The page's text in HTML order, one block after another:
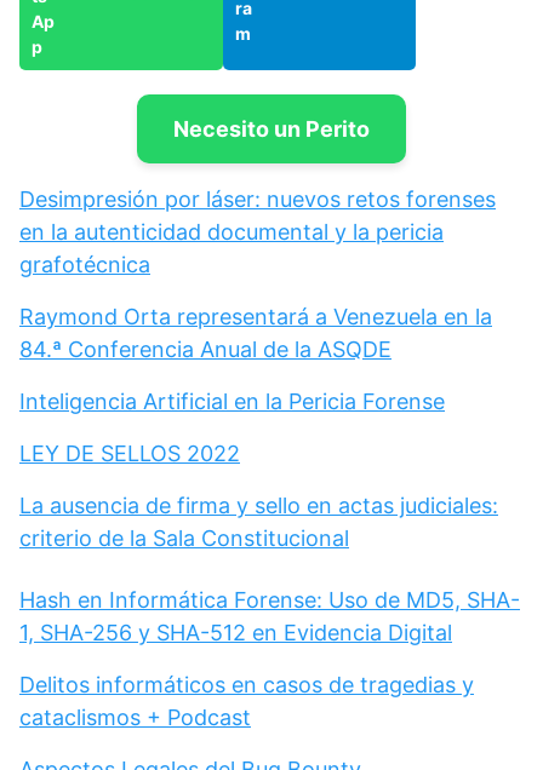
Necesito un Perito
Desimpresión por láser: nuevos retos forenses
en la autenticidad documental y la pericia
grafotécnica
Raymond Orta representará a Venezuela en la
84.ª Conferencia Anual de la ASQDE
Inteligencia Artificial en la Pericia Forense
LEY DE SELLOS 2022
La ausencia de firma y sello en actas judiciales:
criterio de la Sala Constitucional
Hash en Informática Forense: Uso de MD5, SHA-
1, SHA-256 y SHA-512 en Evidencia Digital
Delitos informáticos en casos de tragedias y
cataclismos + Podcast